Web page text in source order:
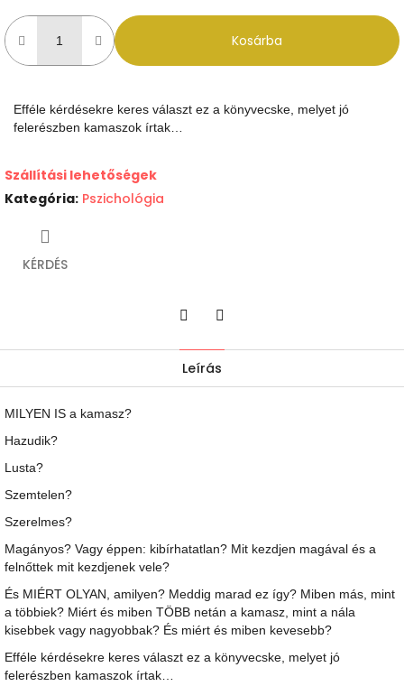
Kosárba
Efféle kérdésekre keres választ ez a könyvecske, melyet jó
felerészben kamaszok írtak…
Szállítási lehetőségek
Kategória: Pszichológia
KÉRDÉS
Leírás
MILYEN IS a kamasz?
Hazudik?
Lusta?
Szemtelen?
Szerelmes?
Magányos? Vagy éppen: kibírhatatlan? Mit kezdjen magával és a
felnőttek mit kezdjenek vele?
És MIÉRT OLYAN, amilyen? Meddig marad ez így? Miben más, mint
a többiek? Miért és miben TÖBB netán a kamasz, mint a nála
kisebbek vagy nagyobbak? És miért és miben kevesebb?
Efféle kérdésekre keres választ ez a könyvecske, melyet jó
felerészben kamaszok írtak…